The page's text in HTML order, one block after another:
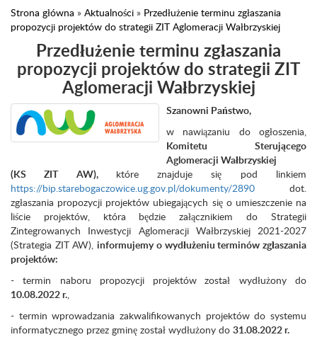
Strona główna » Aktualności » Przedłużenie terminu zgłaszania
propozycji projektów do strategii ZIT Aglomeracji Wałbrzyskiej
Przedłużenie terminu zgłaszania
propozycji projektów do strategii ZIT
Aglomeracji Wałbrzyskiej
Szanowni Państwo,
w nawiązaniu do ogłoszenia,
Komitetu Sterującego
Aglomeracji Wałbrzyskiej
(KS ZIT AW), które znajduje się pod linkiem
https://bip.starebogaczowice.ug.gov.pl/dokumenty/2890 dot.
zgłaszania propozycji projektów ubiegających się o umieszczenie na
liście projektów, która będzie załącznikiem do Strategii
Zintegrowanych Inwestycji Aglomeracji Wałbrzyskiej 2021-2027
(Strategia ZIT AW),informujemy o wydłużeniu terminów zgłaszania
projektów:
- termin naboru propozycji projektów
został wydłużony do
10.08.2022 r.,
- termin wprowadzania zakwalifikowanych projektów do systemu
informatycznego przez gminę został wydłużony do 31.08.2022 r.